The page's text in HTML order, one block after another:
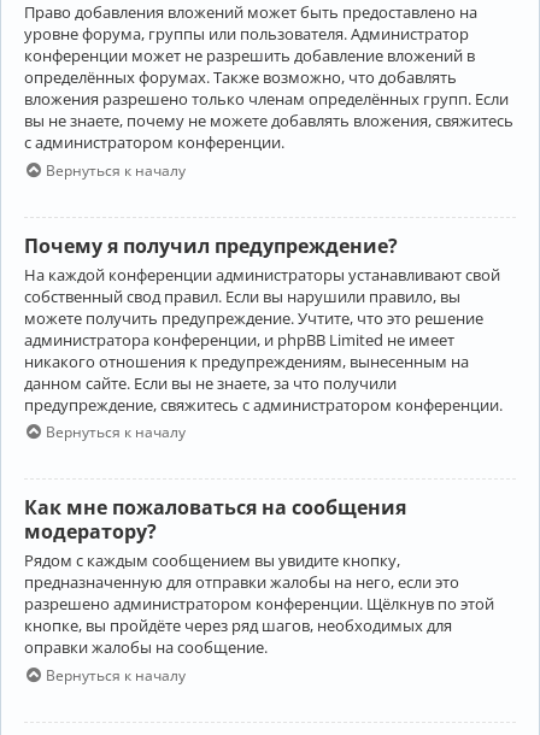
Право добавления вложений может быть предоставлено на
уровне форума, группы или пользователя. Администратор
конференции может не разрешить добавление вложений в
определённых форумах. Также возможно, что добавлять
вложения разрешено только членам определённых групп. Если
вы не знаете, почему не можете добавлять вложения, свяжитесь
с администратором конференции.
Вернуться к началу
Почему я получил предупреждение?
На каждой конференции администраторы устанавливают свой
собственный свод правил. Если вы нарушили правило, вы
можете получить предупреждение. Учтите, что это решение
администратора конференции, и phpBB Limited не имеет
никакого отношения к предупреждениям, вынесенным на
данном сайте. Если вы не знаете, за что получили
предупреждение, свяжитесь с администратором конференции.
Вернуться к началу
Как мне пожаловаться на сообщения
модератору?
Рядом с каждым сообщением вы увидите кнопку,
предназначенную для отправки жалобы на него, если это
разрешено администратором конференции. Щёлкнув по этой
кнопке, вы пройдёте через ряд шагов, необходимых для
оправки жалобы на сообщение.
Вернуться к началу